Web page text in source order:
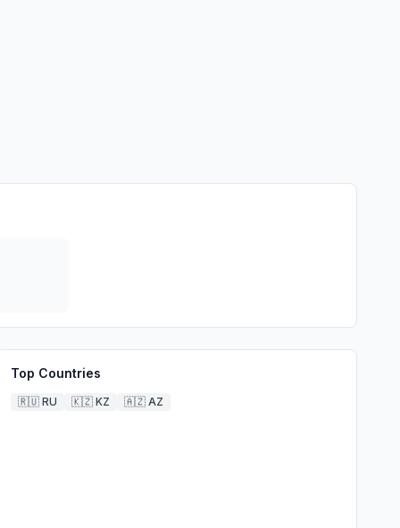
Top Countries
🇷🇺 RU 🇰🇿 KZ 🇦🇿 AZ